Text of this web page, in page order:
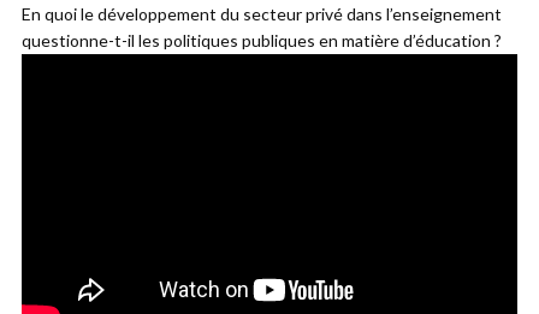
En quoi le développement du secteur privé dans l’enseignement
questionne-t-il les politiques publiques en matière d’éducation ?